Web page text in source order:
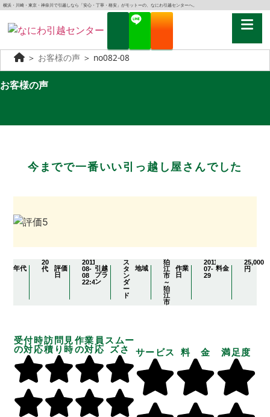
横浜・川崎・東京・神奈川で引越しなら「安心・丁寧・格安」がモットーの、なにわ引越センターへ。
＞ お客様の声 ＞ no082-08
お客様の声
今までで一番いい引っ越し屋さんでした
年代
20
代
評価
日
2011-
08-
08
22:41:17
引越
プラ
ン
ス
タ
ン
ダ
ー
ド
地域
狛
江
市
～
狛
江
市
作業
日
2011-
07-
29
料金
25,000
円
受付時
の対応
訪問見
積り時
作業員
の対応
スムー
ズさ
サービス 料 金 満足度